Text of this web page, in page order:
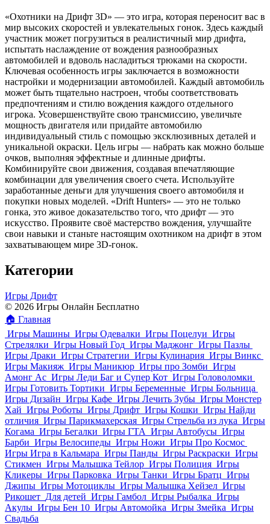
«Охотники на Дрифт 3D» — это игра, которая переносит вас в
мир высоких скоростей и увлекательных гонок. Здесь каждый
участник может погрузиться в реалистичный мир дрифта,
испытать наслаждение от вождения разнообразных
автомобилей и вдоволь насладиться трюками на скорости.
Ключевая особенность игры заключается в возможности
настройки и модернизации автомобилей. Каждый автомобиль
может быть тщательно настроен, чтобы соответствовать
предпочтениям и стилю вождения каждого отдельного
игрока. Усовершенствуйте свою трансмиссию, увеличьте
мощность двигателя или придайте автомобилю
индивидуальный стиль с помощью эксклюзивных деталей и
уникальной окраски. Цель игры — набрать как можно больше
очков, выполняя эффектные и длинные дрифты.
Комбинируйте свои движения, создавая впечатляющие
комбинации для увеличения своего счета. Используйте
заработанные деньги для улучшения своего автомобиля и
покупки новых моделей. «Drift Hunters» — это не только
гонка, это живое доказательство того, что дрифт — это
искусство. Проявите своё мастерство вождения, улучшайте
свои навыки и станьте настоящим охотником на дрифт в этом
захватывающем мире 3D-гонок.
Категории
Игры Дрифт
© 2026 Игры Онлайн Бесплатно
🏠 Главная
Игры Машины Игры Одевалки Игры Поцелуи Игры
Стрелялки Игры Новый Год Игры Маджонг Игры Пазлы
Игры Драки Игры Стратегии Игры Кулинария Игры Винкс
Игры Макияж Игры Маникюр Игры про Зомби Игры
Амонг Ас Игры Леди Баг и Супер Кот Игры Головоломки
Игры Готовить Тортики Игры Беременные Игры Больница
Игры Дизайн Игры Кафе Игры Лечить Зубы Игры Монстер
Хай Игры Роботы Игры Дрифт Игры Кошки Игры Найди
отличия Игры Парикмахерская Игры Стрельба из лука Игры
Когама Игры Бегалки Игры ГТА Игры Автобусы Игры
Барби Игры Велосипеды Игры Ножи Игры Про Космос
Игры Игра в Кальмара Игры Панды Игры Раскраски Игры
Стикмен Игры Малышка Тейлор Игры Полиция Игры
Кликеры Игры Парковка Игры Танки Игры Братц Игры
Джипы Игры Мотоциклы Игры Малышка Хейзел Игры
Рикошет Для детей Игры Гамбол Игры Рыбалка Игры
Акулы Игры Бен 10 Игры Автомойка Игры Змейка Игры
Свадьба